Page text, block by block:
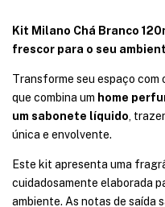
Kit Milano Chá Branco
frescor para o seu
Transforme seu espaço com
que combina um home
um sabonete líquido,
única e envolvente.
Este kit apresenta uma
cuidadosamente elaborada
ambiente. As notas de saída